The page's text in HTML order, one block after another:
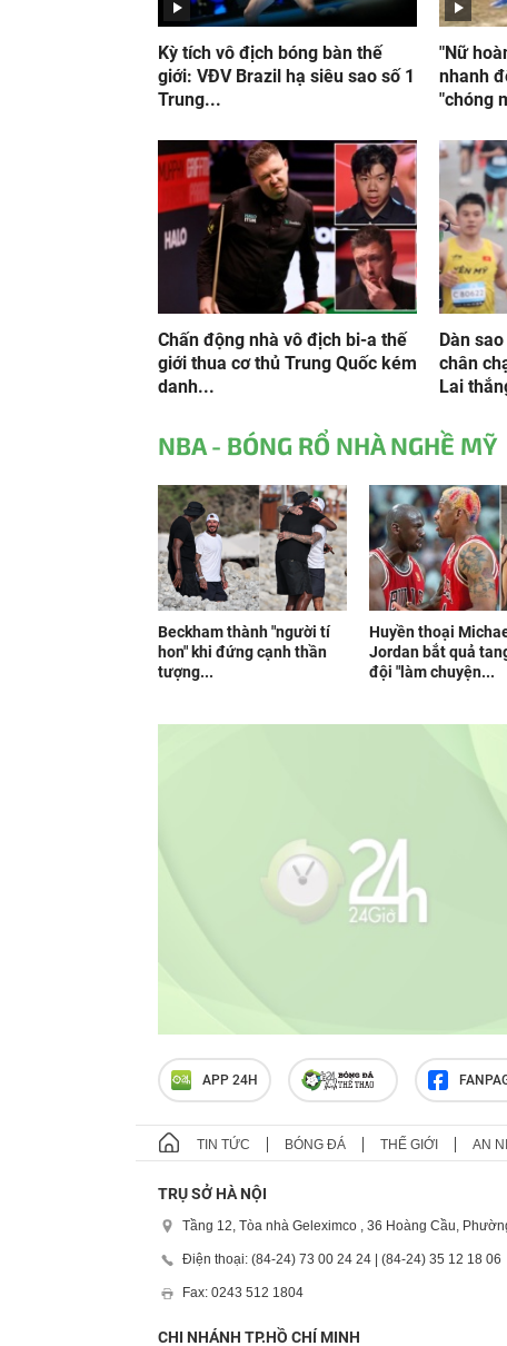
Kỳ tích vô địch bóng bàn thế
giới: VĐV Brazil hạ siêu sao số 1
Trung...
"Nữ
nhanh
"chóng
Chấn động nhà vô địch bi-a thế
giới thua cơ thủ Trung Quốc kém
danh...
Dàn
chân
Lai
NBA - BÓNG RỔ NHÀ NGHỀ MỸ
Beckham thành "người tí
hon" khi đứng cạnh thần
tượng...
Huyền thoại
Jordan bắt quả
đội "làm chuyện...
APP 24H
TIN TỨC BÓNG ĐÁ THẾ GIỚI AN
TRỤ SỞ HÀ NỘI
Tầng 12, Tòa nhà Geleximco , 36 Hoàng Cầu,
Điện thoại: (84-24) 73 00 24 24 | (84-24) 35 12 18 06
Fax: 0243 512 1804
CHI NHÁNH TP.HỒ CHÍ MINH